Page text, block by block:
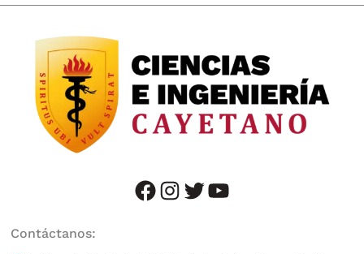
facebook instagram twitter YouTube
Contáctanos: